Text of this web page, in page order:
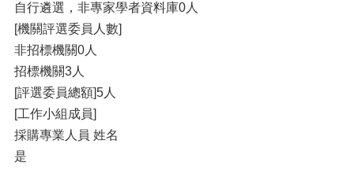
自行遴選，非專家學者資料庫0人
[機關評選委員人數]
非招標機關0人
招標機關3人
[評選委員總額]5人
[工作小組成員]
採購專業人員 姓名
是